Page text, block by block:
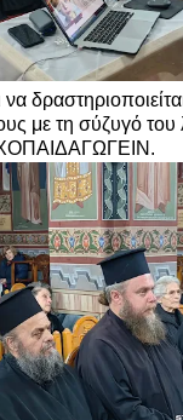
με τη σύζυγό